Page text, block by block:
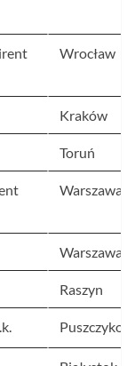
Wrocław
Kraków
Toruń
Warszawa
Warszawa
Raszyn